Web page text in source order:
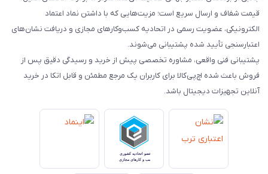
قیمت شفاف و ارسال سریع است؛ مزیت‌هایی که با داشتن نماد اعتماد
الکترونیکی، عضویت رسمی در اتحادیه کسب‌وکارهای مجازی و دریافت نشان‌های
اعتبارسنجی تأیید شده پشتیبانی می‌شوند.
پشتیبانی فنی واقعی، مشاوره تخصصی پیش از خرید و رسیدگی دقیق پس از
فروش باعث شده اچ‌پی‌کالا برای کاربران یک مرجع مطمئن و قابل اتکا در خرید
آنلاین تجهیزات دیجیتال باشد.